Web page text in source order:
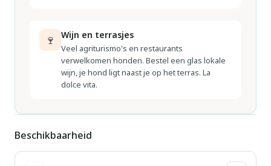
🍷 Wijn en terrasjes
Veel agriturismo's en restaurants
verwelkomen honden. Bestel een glas lokale
wijn, je hond ligt naast je op het terras. La
dolce vita.
Beschikbaarheid